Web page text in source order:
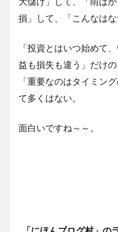
損」して、「こんなは
「投資とはいつ始めて
益も損失も違う」だけ
「重要なのはタイミン
て多くはない。
面白いですね～～。